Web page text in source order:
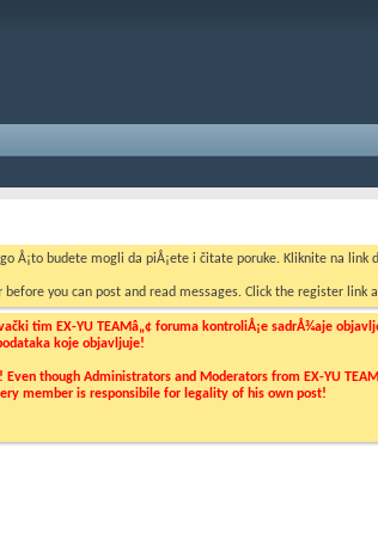
Å¡to budete mogli da piÅ¡ete i čitate poruke. Kliknite na link
before you can post and read messages. Click the register link
tim EX-YU TEAMâ„¢ foruma kontroliÅ¡e sadrÅ¾aje
koje objavljuje!
though Administrators and Moderators from EX-YU
member is responsibile for legality of his own post!